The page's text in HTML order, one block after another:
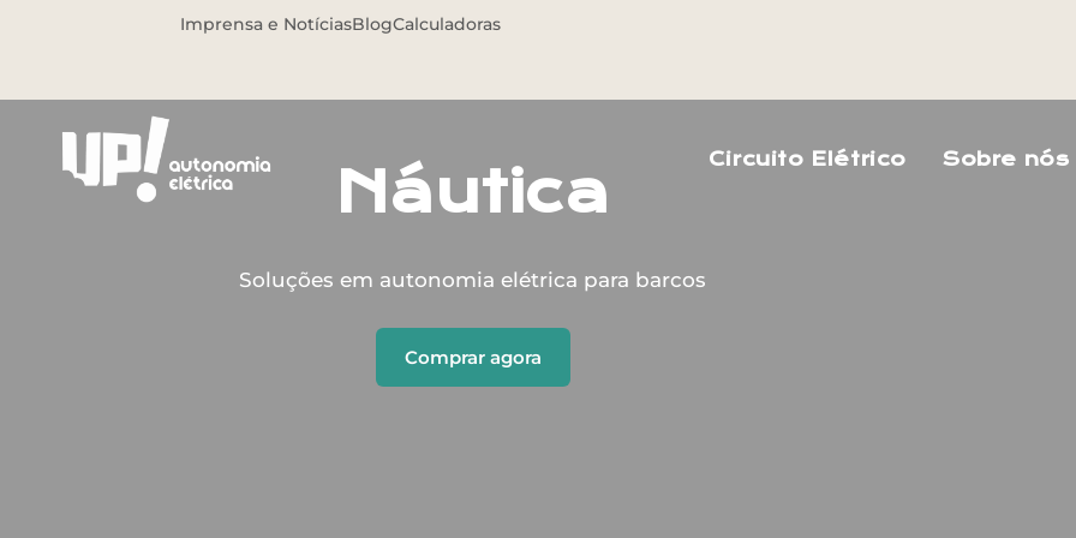
Imprensa e NotíciasBlogCalculadoras
Circuito Elétrico Sobre nós
Náutica
Soluções em autonomia elétrica para barcos
Comprar agora